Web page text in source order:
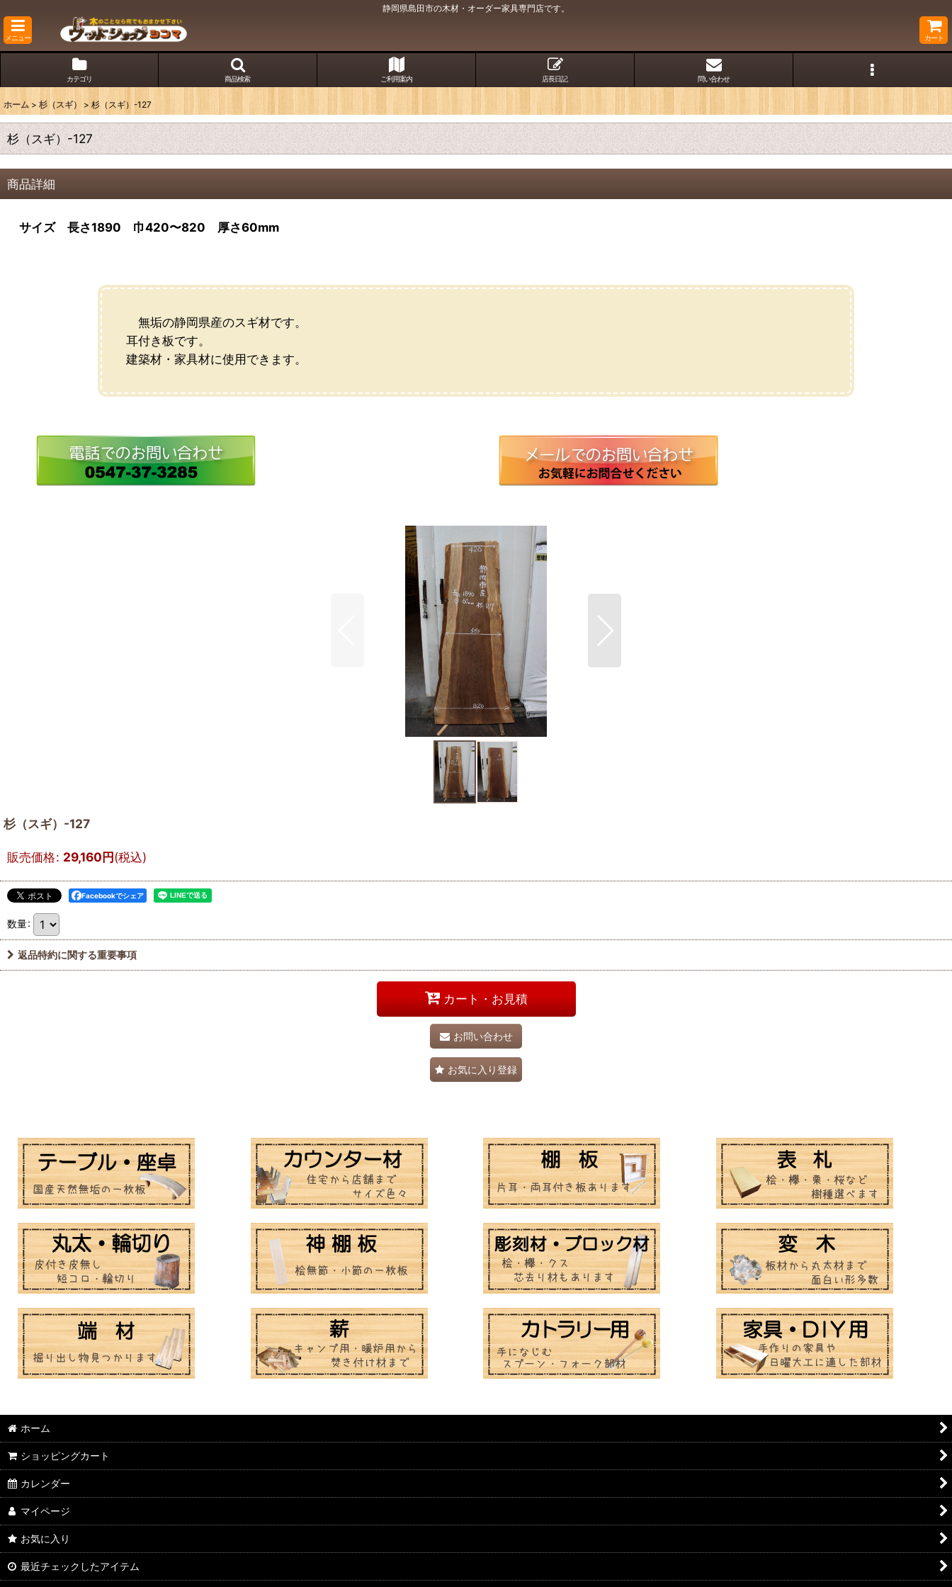
静岡県島田市の木材・オーダー家具専門店です。
メニュー カート
カテゴリ 商品検索 ご利用案内 店長日記 問い合わせ
ホーム > 杉（スギ） > 杉（スギ）-127
杉（スギ）-127
商品詳細
サイズ 長さ1890 巾420〜820 厚さ60mm
無垢の静岡県産のスギ材です。
耳付き板です。
建築材・家具材に使用できます。
杉（スギ）-127
販売価格: 29,160円(税込)
Facebookでシェア
数量:
返品特約に関する重要事項
カート・お見積
お問い合わせ
お気に入り登録
ホーム
ショッピングカート
カレンダー
マイページ
お気に入り
最近チェックしたアイテム